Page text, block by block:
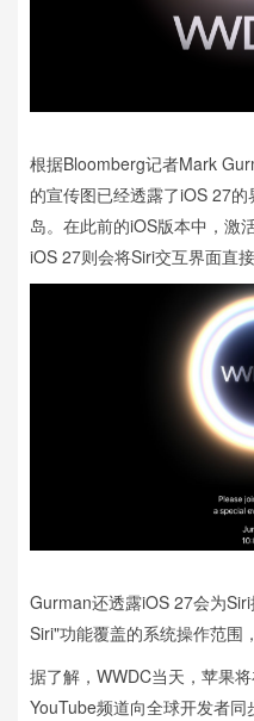
根据Bloomberg记者Mark
的宣传图已经透露了iOS 27
岛。在此前的iOS版本中，激
iOS 27则会将Siri交互界面直接
Gurman还透露iOS 27会为
Siri"功能覆盖的系统操作范围
据了解，WWDC当天，苹果
YouTube频道向全球开发者